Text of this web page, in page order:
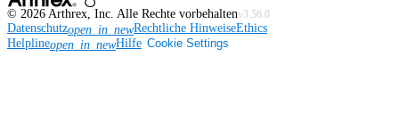
© 2026 Arthrex, Inc. Alle Rechte vorbehaltenv3.56.0
Datenschutzopen_in_newRechtliche HinweiseEthics
Helplineopen_in_newHilfe Cookie Settings